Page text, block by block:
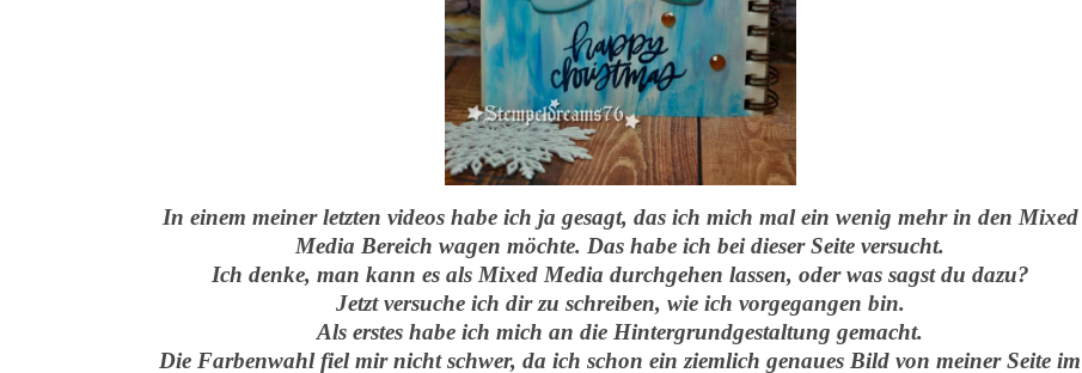
In einem meiner letzten videos habe ich ja gesagt, das ich mich mal ein wenig mehr in den Mixed
Media Bereich wagen möchte. Das habe ich bei dieser Seite versucht.
Ich denke, man kann es als Mixed Media durchgehen lassen, oder was sagst du dazu?
Jetzt versuche ich dir zu schreiben, wie ich vorgegangen bin.
Als erstes habe ich mich an die Hintergrundgestaltung gemacht.
Die Farbenwahl fiel mir nicht schwer, da ich schon ein ziemlich genaues Bild von meiner Seite im